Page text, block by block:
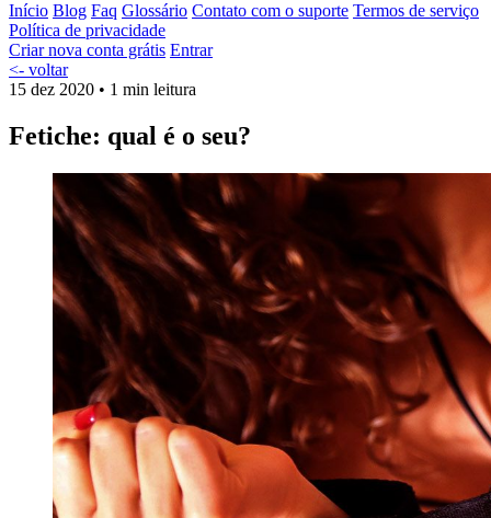
Início Blog Faq Glossário Contato com o suporte Termos de serviço
Política de privacidade
Criar nova conta grátis Entrar
<- voltar
15 dez 2020 • 1 min leitura
Fetiche: qual é o seu?